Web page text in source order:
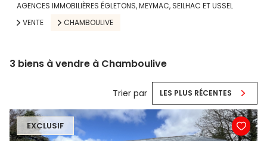
AGENCES IMMOBILIÈRES ÉGLETONS, MEYMAC, SEILHAC ET USSEL
VENTE
CHAMBOULIVE
3 biens à vendre à Chamboulive
Trier par LES PLUS RÉCENTES
EXCLUSIF